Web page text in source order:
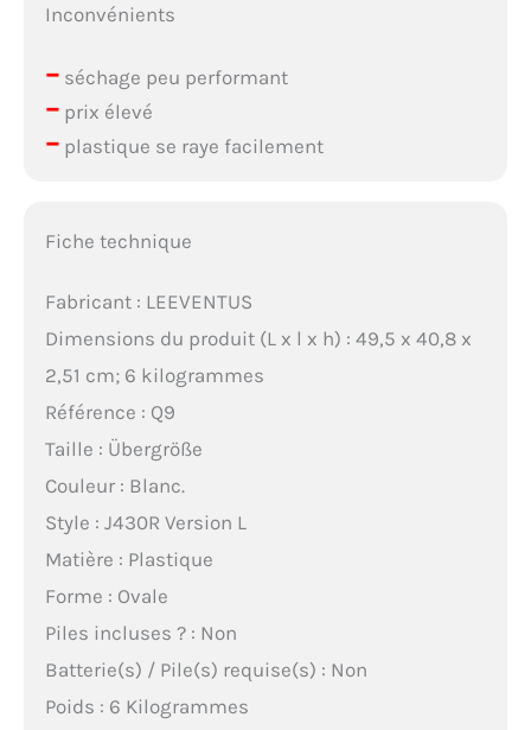
Inconvénients
–séchage peu performant
–prix élevé
–plastique se raye facilement
Fiche technique
Fabricant : LEEVENTUS
Dimensions du produit (L x l x h) : 49,5 x 40,8 x
2,51 cm; 6 kilogrammes
Référence : Q9
Taille : Übergröße
Couleur : Blanc.
Style : J430R Version L
Matière : Plastique
Forme : Ovale
Piles incluses ? : Non
Batterie(s) / Pile(s) requise(s) : Non
Poids : 6 Kilogrammes